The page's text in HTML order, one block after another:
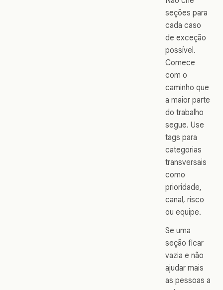
seções para
cada caso
de exceção
possível.
Comece
com o
caminho que
a maior parte
do trabalho
segue. Use
tags para
categorias
transversais
como
prioridade,
canal, risco
ou equipe.
Se uma
seção ficar
vazia e não
ajudar mais
as pessoas a